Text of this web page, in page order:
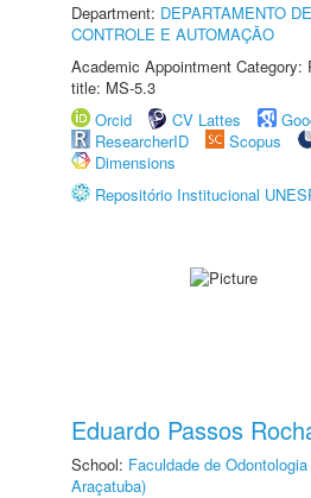
Department: DEPARTAMENTO
CONTROLE E AUTOMAÇÃO
Academic Appointment Category:
title: MS-5.3
Orcid
CV Lattes
ResearcherID
Scopus
Dimensions
Repositório Institucional
Eduardo Passos
School: Faculdade de
Araçatuba)